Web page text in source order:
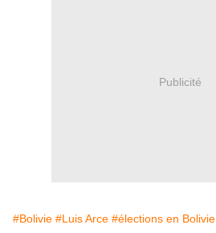
Publicité
#Bolivie #Luis Arce #élections en Bolivie